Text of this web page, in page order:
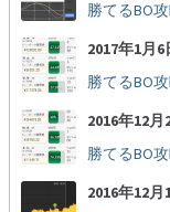
勝てるBO
2017年1月6
2016年12月
2016年12月